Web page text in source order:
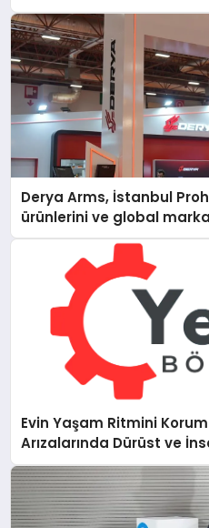
Derya Arms, İstanbul
ürünlerini ve global
Evin Yaşam Ritmini
Arızalarında Dürüst ve